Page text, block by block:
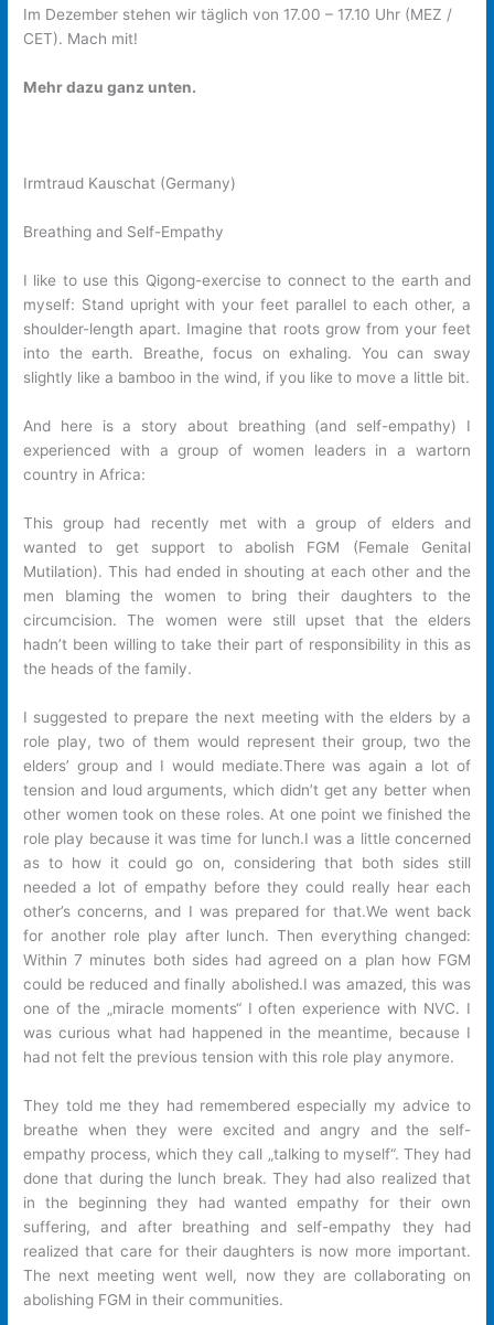
Im Dezember stehen wir täglich von 17.00 – 17.10 Uhr (MEZ /
CET). Mach mit!
Mehr dazu ganz unten.
​​Irmtraud Kauschat (​​​Germany)
​Breathing and Self-Empathy
I like to use this Qigong-exercise to connect to the earth and
myself: Stand upright with your feet parallel to each other, a
shoulder-length apart. Imagine that roots grow from your feet
into the earth. Breathe, focus on exhaling. You can sway
slightly like a bamboo in the wind, if you like to move a little bit.
And here is a story about breathing (and self-empathy) I
experienced with a group of women leaders in a wartorn
country in Africa:
This group had recently met with a group of elders and
wanted to get support to abolish FGM (Female Genital
Mutilation). This had ended in shouting at each other and the
men blaming the women to bring their daughters to the
circumcision. The women were still upset that the elders
hadn’t been willing to take their part of responsibility in this as
the heads of the family.
I suggested to prepare the next meeting with the elders by a
role play, two of them would represent their group, two the
elders’ group and I would mediate.There was again a lot of
tension and loud arguments, which didn’t get any better when
other women took on these roles. At one point we finished the
role play because it was time for lunch.I was a little concerned
as to how it could go on, considering that both sides still
needed a lot of empathy before they could really hear each
other’s concerns, and I was prepared for that.We went back
for another role play after lunch. Then everything changed:
Within 7 minutes both sides had agreed on a plan how FGM
could be reduced and finally abolished.I was amazed, this was
one of the „miracle moments“ I often experience with NVC. I
was curious what had happened in the meantime, because I
had not felt the previous tension with this role play anymore.
They told me they had remembered especially my advice to
breathe when they were excited and angry and the self-
empathy process, which they call „talking to myself“. They had
done that during the lunch break. They had also realized that
in the beginning they had wanted empathy for their own
suffering, and after breathing and self-empathy they had
realized that care for their daughters is now more important.
The next meeting went well, now they are collaborating on
abolishing FGM in their communities.